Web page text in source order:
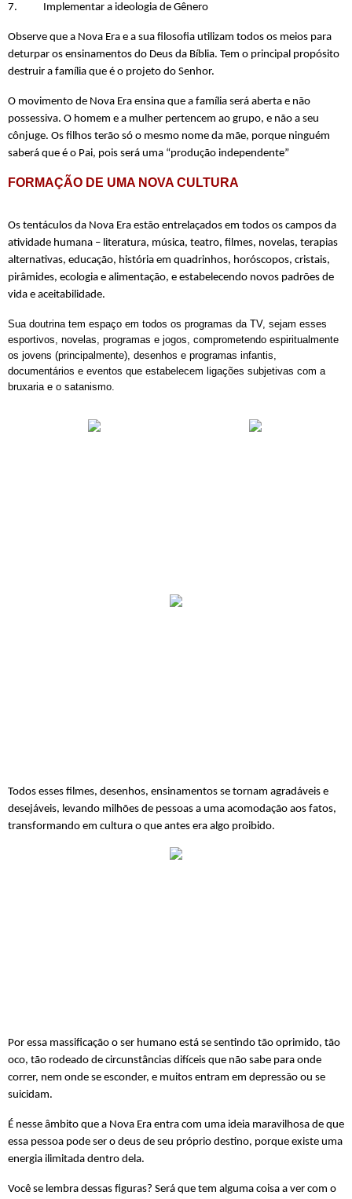
7.           Implementar a ideologia de Gênero
Observe que a Nova Era e a sua filosofia utilizam todos os meios para
deturpar os ensinamentos do Deus da Bíblia. Tem o principal propósito
destruir a família que é o projeto do Senhor.
O movimento de Nova Era ensina que a família será aberta e não
possessiva. O homem e a mulher pertencem ao grupo, e não a seu
cônjuge. Os filhos terão só o mesmo nome da mãe, porque ninguém
saberá que é o Pai, pois será uma “produção independente”
FORMAÇÃO DE UMA NOVA CULTURA
Os tentáculos da Nova Era estão entrelaçados em todos os campos da
atividade humana – literatura, música, teatro, filmes, novelas, terapias
alternativas, educação, história em quadrinhos, horóscopos, cristais,
pirâmides, ecologia e alimentação, e estabelecendo novos padrões de
vida e aceitabilidade.
Sua doutrina tem espaço em todos os programas da TV, sejam esses
esportivos, novelas, programas e jogos, comprometendo espiritualmente
os jovens (principalmente), desenhos e programas infantis,
documentários e eventos que estabelecem ligações subjetivas com a
bruxaria e o satanismo.
Todos esses filmes, desenhos, ensinamentos se tornam agradáveis e
desejáveis, levando milhões de pessoas a uma acomodação aos fatos,
transformando em cultura o que antes era algo proibido.
Por essa massificação o ser humano está se sentindo tão oprimido, tão
oco, tão rodeado de circunstâncias difíceis que não sabe para onde
correr, nem onde se esconder, e muitos entram em depressão ou se
suicidam.
É nesse âmbito que a Nova Era entra com uma ideia maravilhosa de que
essa pessoa pode ser o deus de seu próprio destino, porque existe uma
energia ilimitada dentro dela.
Você se lembra dessas figuras? Será que tem alguma coisa a ver com o